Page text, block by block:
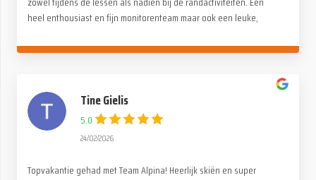
heel enthousiast en fijn monitorenteam maar ook een leuke,
dankjewel voor deze onvergetelijke reis!
Tine Gielis
5.0
24/02/2026
Topvakantie gehad met Team Alpina! Heerlijk skiën en super